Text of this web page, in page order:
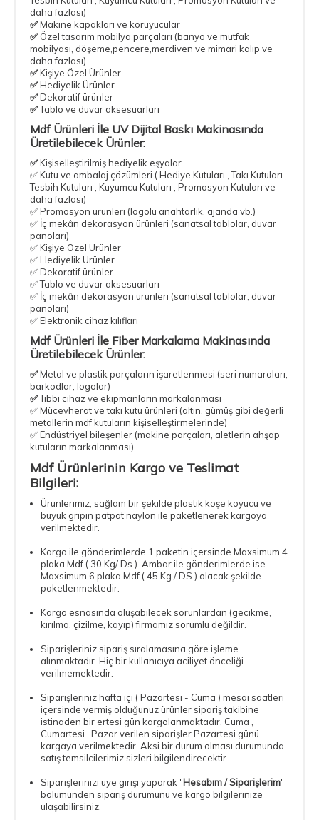
daha fazlası)
✅Makine kapakları ve koruyucular
✅ Özel tasarım mobilya parçaları (banyo ve mutfak
mobilyası, döşeme,pencere,merdiven ve mimari kalıp ve
daha fazlası)
✅Kişiye Özel Ürünler
✅Hediyelik Ürünler
✅Dekoratif ürünler
✅Tablo ve duvar aksesuarları
Mdf Ürünleri İle UV Dijital Baskı Makinasında
Üretilebilecek Ürünler:
✅Kişiselleştirilmiş hediyelik eşyalar
✅ Kutu ve ambalaj çözümleri ( Hediye Kutuları , Takı Kutuları ,
Tesbih Kutuları , Kuyumcu Kutuları , Promosyon Kutuları ve
daha fazlası)
✅ Promosyon ürünleri (logolu anahtarlık, ajanda vb.)
✅ İç mekân dekorasyon ürünleri (sanatsal tablolar, duvar
panoları)
✅ Kişiye Özel Ürünler
✅ Hediyelik Ürünler
✅ Dekoratif ürünler
✅ Tablo ve duvar aksesuarları
✅ İç mekân dekorasyon ürünleri (sanatsal tablolar, duvar
panoları)
✅ Elektronik cihaz kılıfları
Mdf Ürünleri İle Fiber Markalama Makinasında
Üretilebilecek Ürünler:
✅Metal ve plastik parçaların işaretlenmesi (seri numaraları,
barkodlar, logolar)
✅Tıbbi cihaz ve ekipmanların markalanması
✅ Mücevherat ve takı kutu ürünleri (altın, gümüş gibi değerli
metallerin mdf kutuların kişiselleştirmelerinde)
✅ Endüstriyel bileşenler (makine parçaları, aletlerin ahşap
kutuların markalanması)
Mdf Ürünlerinin Kargo ve Teslimat
Bilgileri:
Ürünlerimiz, sağlam bir şekilde plastik köşe koyucu ve
büyük gripin patpat naylon ile paketlenerek kargoya
verilmektedir.
Kargo ile gönderimlerde 1 paketin içersinde Maxsimum 4
plaka Mdf ( 30 Kg/ Ds ) Ambar ile gönderimlerde ise
Maxsimum 6 plaka Mdf ( 45 Kg / DS ) olacak şekilde
paketlenmektedir.
Kargo esnasında oluşabilecek sorunlardan (gecikme,
kırılma, çizilme, kayıp) firmamız sorumlu değildir.
Siparişleriniz sipariş sıralamasına göre işleme
alınmaktadır. Hiç bir kullanıcıya aciliyet önceliği
verilmemektedir.
Siparişleriniz hafta içi ( Pazartesi - Cuma ) mesai saatleri
içersinde vermiş olduğunuz ürünler sipariş takibine
istinaden bir ertesi gün kargolanmaktadır. Cuma ,
Cumartesi , Pazar verilen siparişler Pazartesi günü
kargaya verilmektedir. Aksi bir durum olması durumunda
satış temsilcilerimiz sizleri bilgilendirecektir.
Siparişlerinizi üye girişi yaparak "Hesabım / Siparişlerim"
bölümünden sipariş durumunu ve kargo bilgilerinize
ulaşabilirsiniz.